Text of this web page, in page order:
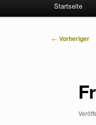
Startseite
← Vorheriger